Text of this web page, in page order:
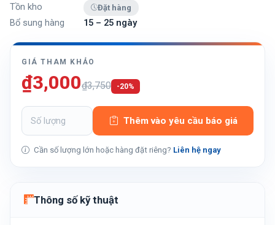
Tồn kho
Đặt hàng
Bổ sung hàng 15 – 25 ngày
GIÁ THAM KHẢO
₫3,000₫3,750 -20%
Thêm vào yêu cầu báo giá
Cần số lượng lớn hoặc hàng đặt riêng? Liên hệ ngay
Thông số kỹ thuật